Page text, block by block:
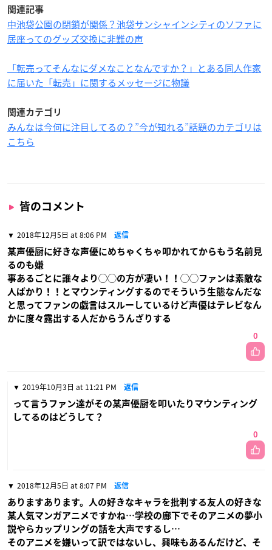
関連記事
中池袋公園の閉鎖が関係？池袋サンシャインシティのソファに
居座ってのグッズ交換に非難の声
「転売ってそんなにダメなことなんですか？」とある同人作家
に届いた「転売」に関するメッセージに物議
関連カテゴリ
みんなは今何に注目してるの？”今が知れる”話題のカテゴリは
こちら
皆のコメント
2018年12月5日 at 8:06 PM 返信
某声優厨に好きな声優にめちゃくちゃ叩かれてからもう名前見
るのも嫌
事あるごとに誰々より◯◯の方が凄い！！◯◯ファンは素敵な
人ばかり！！とマウンティングするのでそういう生態なんだな
と思ってファンの戯言はスルーしているけど声優はテレビなん
かに度々露出する人だからうんざりする
0
2019年10月3日 at 11:21 PM 返信
って言うファン達がその某声優厨を叩いたりマウンティング
してるのはどうして？
0
2018年12月5日 at 8:07 PM 返信
ありますあります。人の好きなキャラを批判する友人の好きな
某人気マンガアニメですかね…学校の廊下でそのアニメの夢小
説やらカップリングの話を大声でするし…
そのアニメを嫌いって訳ではないし、興味もあるんだけど、そ